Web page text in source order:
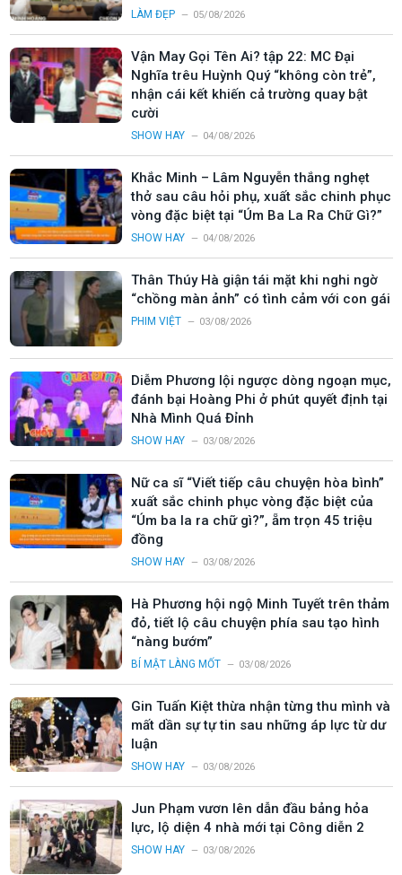
LÀM ĐẸP 05/08/2026
Vận May Gọi Tên Ai? tập 22: MC Đại
Nghĩa trêu Huỳnh Quý “không còn trẻ”,
nhận cái kết khiến cả trường quay bật
cười
SHOW HAY 04/08/2026
Khắc Minh – Lâm Nguyễn thắng nghẹt
thở sau câu hỏi phụ, xuất sắc chinh phục
vòng đặc biệt tại “Úm Ba La Ra Chữ Gì?”
SHOW HAY 04/08/2026
Thân Thúy Hà giận tái mặt khi nghi ngờ
“chồng màn ảnh” có tình cảm với con gái
PHIM VIỆT 03/08/2026
Diễm Phương lội ngược dòng ngoạn mục,
đánh bại Hoàng Phi ở phút quyết định tại
Nhà Mình Quá Đỉnh
SHOW HAY 03/08/2026
Nữ ca sĩ “Viết tiếp câu chuyện hòa bình”
xuất sắc chinh phục vòng đặc biệt của
“Úm ba la ra chữ gì?”, ẵm trọn 45 triệu
đồng
SHOW HAY 03/08/2026
Hà Phương hội ngộ Minh Tuyết trên thảm
đỏ, tiết lộ câu chuyện phía sau tạo hình
“nàng bướm”
BÍ MẬT LÀNG MỐT 03/08/2026
Gin Tuấn Kiệt thừa nhận từng thu mình và
mất dần sự tự tin sau những áp lực từ dư
luận
SHOW HAY 03/08/2026
Jun Phạm vươn lên dẫn đầu bảng hỏa
lực, lộ diện 4 nhà mới tại Công diễn 2
SHOW HAY 03/08/2026